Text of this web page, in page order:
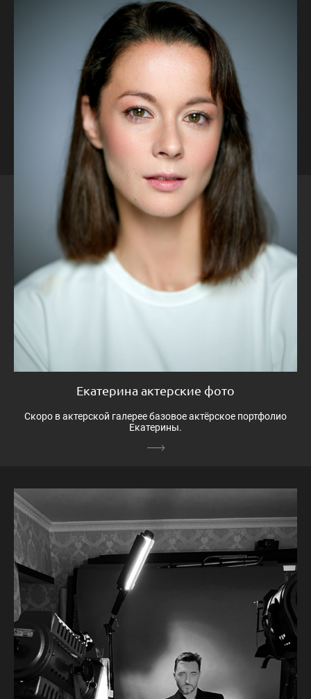
Екатерина актерские фото
Скоро в актерской галерее базовое актёрское портфолио
Екатерины.